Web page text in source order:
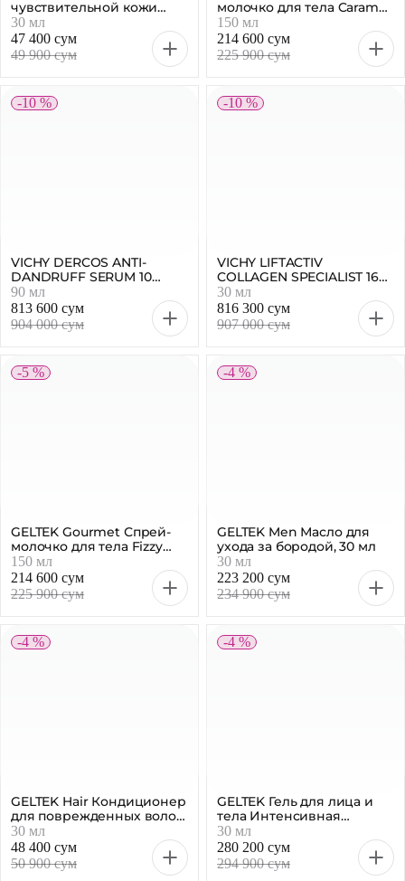
чувствительной кожи
головы, 30 мл
30 мл
47 400 сум
49 900 сум
молочко для тела Caramel
Popcorn, 150 мл
150 мл
214 600 сум
225 900 сум
-10 %
VICHY DERCOS ANTI-
DANDRUFF SERUM 10
Интенсивная сыворотка
для кожи головы, 90 мл
90 мл
813 600 сум
904 000 сум
-10 %
VICHY LIFTACTIV
COLLAGEN SPECIALIST 16
Сыворотка для лица, 30
мл
30 мл
816 300 сум
907 000 сум
-5 %
GELTEK Gourmet Спрей-
молочко для тела Fizzy
Cola, 150 мл
150 мл
214 600 сум
225 900 сум
-4 %
GELTEK Men Масло для
ухода за бородой, 30 мл
30 мл
223 200 сум
234 900 сум
-4 %
GELTEK Hair Кондиционер
для поврежденных волос,
30 мл
30 мл
48 400 сум
50 900 сум
-4 %
GELTEK Гель для лица и
тела Интенсивная
регенерация, 30 мл
30 мл
280 200 сум
294 900 сум